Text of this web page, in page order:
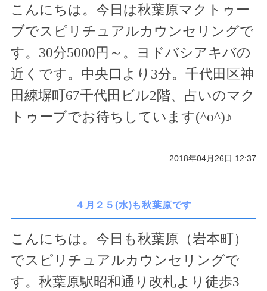
こんにちは。今日は秋葉原マクトゥー
ブでスピリチュアルカウンセリングで
す。 30分5000 円～。ヨドバシアキバの
近くです。中央口より 3分。千代田区神
田練塀町67千代田ビル2階、占いのマク
トゥーブでお待ちしています(^o^)♪
2018年04月26日 12:37
４月２５(水)も秋葉原です
こんにちは。今日も秋葉原（岩本町）
でスピリチュアルカウンセリングで
す。秋葉原駅昭和通り改札より徒歩3